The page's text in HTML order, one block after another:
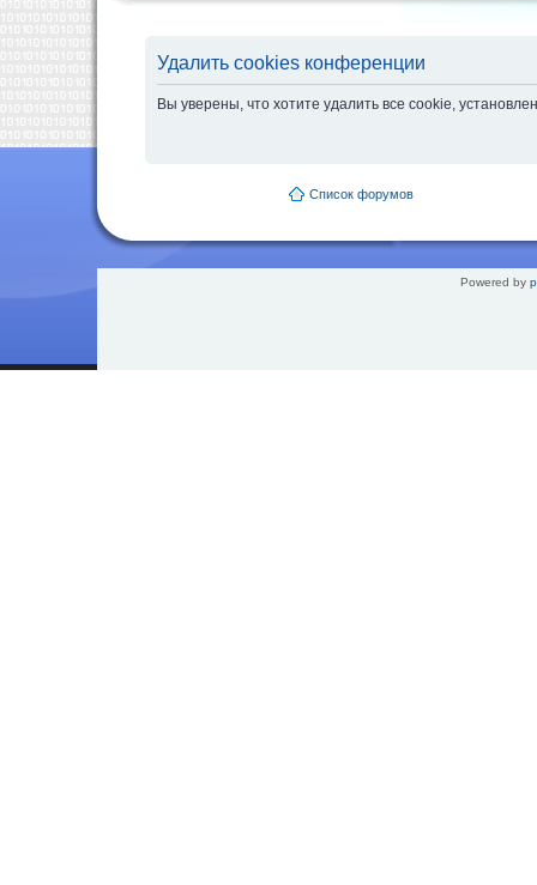
Удалить cookies конференции
Вы уверены, что хотите удалить все cookie,
Список форумов
Powered by